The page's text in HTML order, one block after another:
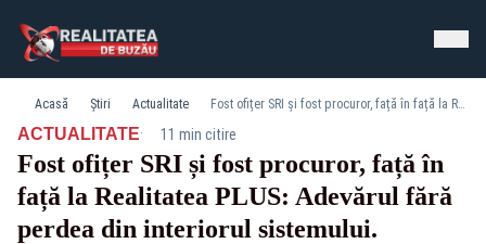
Acasă Știri Actualitate Fost ofițer SRI și fost procuror, față în față la Realitatea PLUS: Adevărul fără perdea din interiorul sistemului. Politicienii din STATUL PARALEL
ACTUALITATE· 11 min citire
Fost ofițer SRI și fost procuror, față în
față la Realitatea PLUS: Adevărul fără
perdea din interiorul sistemului.